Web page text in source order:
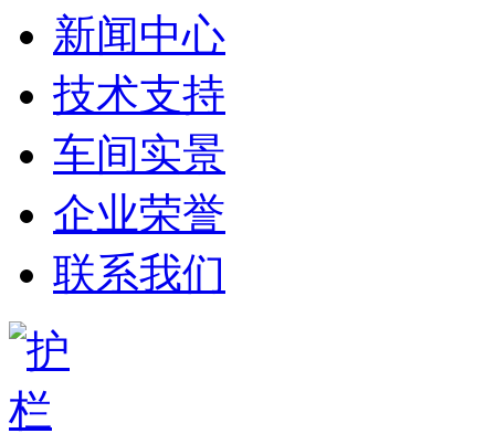
新闻中心
技术支持
车间实景
企业荣誉
联系我们